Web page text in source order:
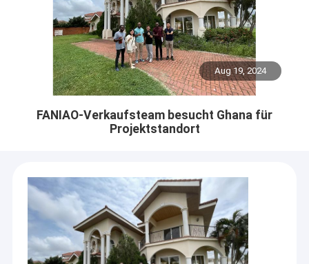
Aug 19, 2024
FANIAO-Verkaufsteam besucht Ghana für
Projektstandort